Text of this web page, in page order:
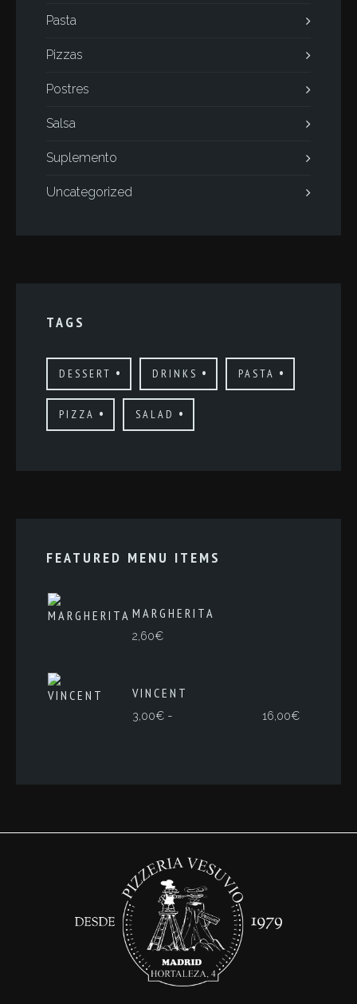
Pasta
Pizzas
Postres
Salsa
Suplemento
Uncategorized
TAGS
DESSERT DRINKS PASTA
PIZZA SALAD
FEATURED MENU ITEMS
MARGHERITA
2,60€
VINCENT
3,00€ - 16,00€Rango